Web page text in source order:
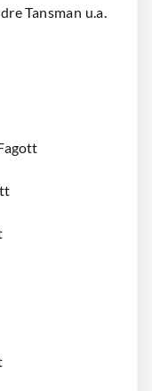
Tansman u.a.